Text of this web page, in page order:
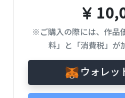
※ご購入の際には、作品
料」と「消費税」が
ウォレッ